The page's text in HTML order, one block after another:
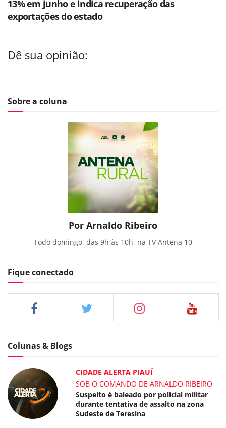
13% em junho e indica recuperação das
exportações do estado
Dê sua opinião:
Sobre a coluna
Por Arnaldo Ribeiro
Todo domingo, das 9h às 10h, na TV Antena 10
Fique conectado
Colunas & Blogs
CIDADE ALERTA PIAUÍ
SOB O COMANDO DE ARNALDO RIBEIRO
Suspeito é baleado por policial militar
durante tentativa de assalto na zona
Sudeste de Teresina